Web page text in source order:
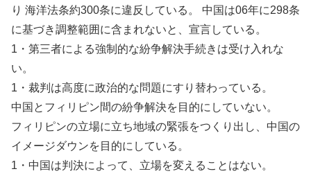
り 海洋法条約300条に違反している。 中国は06年に298条
に基づき調整範囲に含まれないと、宣言している。
1・第三者による強制的な紛争解決手続きは受け入れな
い。
1・裁判は高度に政治的な問題にすり替わっている。
中国とフィリピン間の紛争解決を目的にしていない。
フィリピンの立場に立ち地域の緊張をつくり出し、中国の
イメージダウンを目的にしている。
1・中国は判決によって、立場を変えることはない。